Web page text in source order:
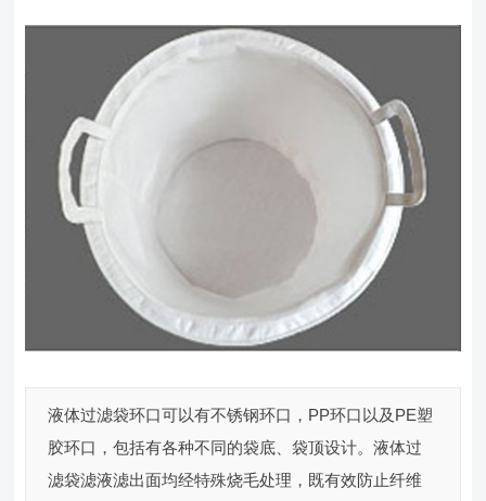
液体过滤袋环口可以有不锈钢环口，PP环口以及PE塑
胶环口，包括有各种不同的袋底、袋顶设计。液体过
滤袋滤液滤出面均经特殊烧毛处理，既有效防止纤维